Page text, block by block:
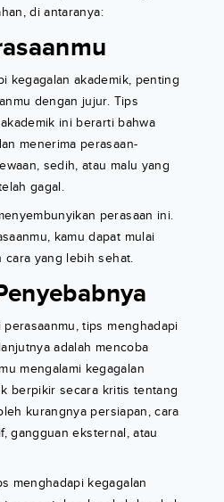
di antaranya:
kegagalan akademik, penting
dengan jujur. Tips
ini berarti bahwa
menerima perasaan-
sedih, atau malu yang
gagal.
perasaan ini.
kamu dapat mulai
cara yang lebih sehat.
tips menghadapi
adalah mencoba
mengalami kegagalan
berpikir secara kritis tentang
kurangnya persiapan, cara
gangguan eksternal, atau
menghadapi kegagalan